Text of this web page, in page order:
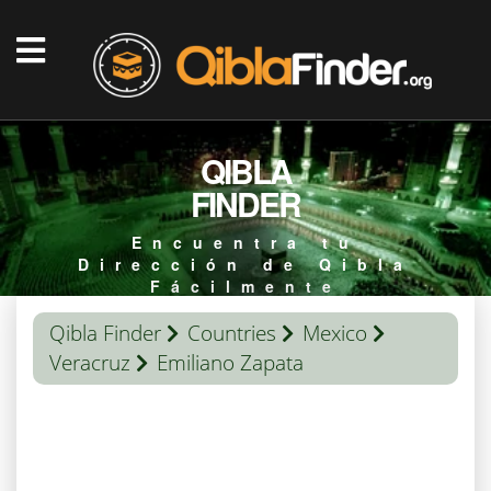
QIBLA
FINDER
Encuentra tu
Dirección de Qibla
Fácilmente
Qibla Finder Countries
Mexico
Veracruz
Emiliano Zapata